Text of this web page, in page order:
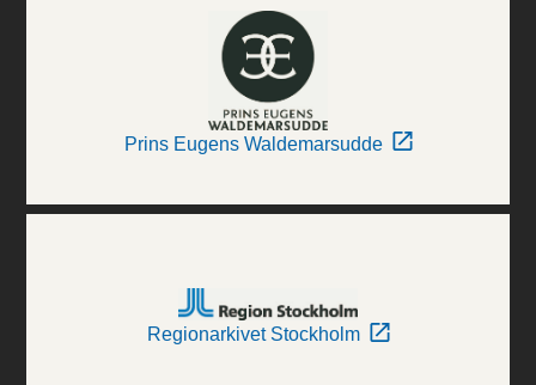
Prins Eugens Waldemarsudde
Regionarkivet Stockholm